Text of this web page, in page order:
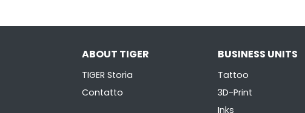
ABOUT TIGER
TIGER Storia
Contatto
BUSINESS UNITS
Tattoo
3D-Print
Inks